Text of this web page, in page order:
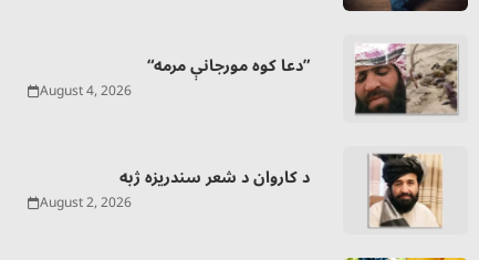
“دعا کوه مورجانې مرمه”
August 4, 2026
د کاروان د شعر سندریزه ژبه
August 2, 2026